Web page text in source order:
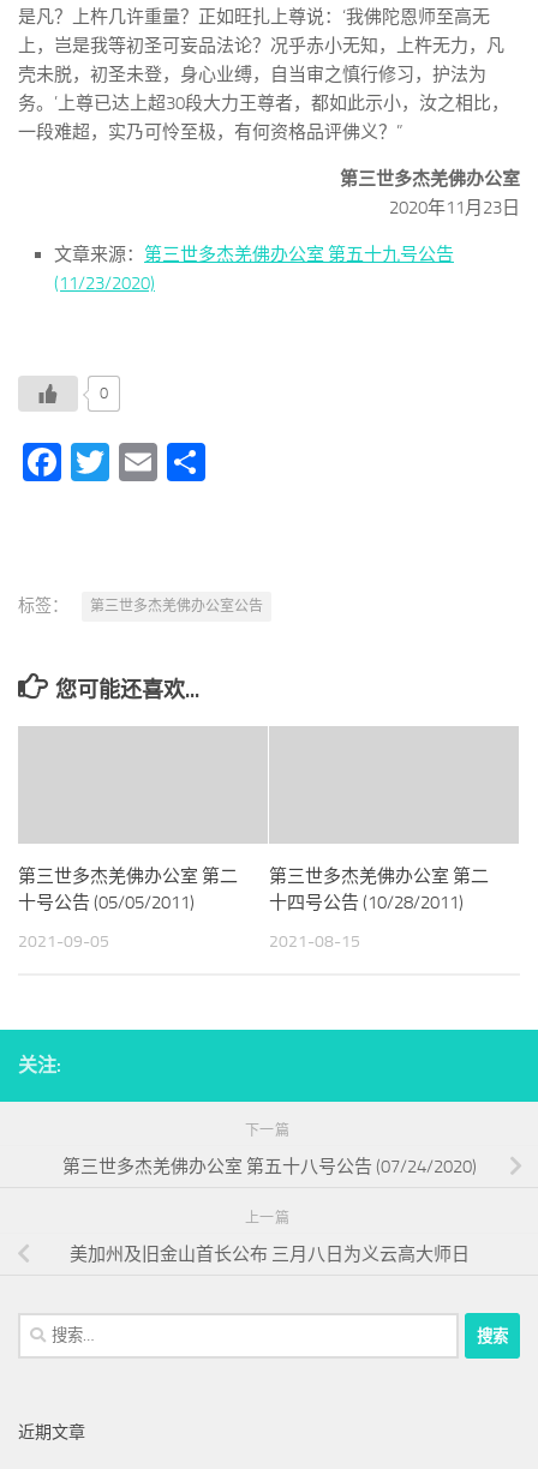
是凡？上杵几许重量？正如旺扎上尊说：‘我佛陀恩师至高无
上，岂是我等初圣可妄品法论？况乎赤小无知，上杵无力，凡
壳未脱，初圣未登，身心业缚，自当审之慎行修习，护法为
务。’上尊已达上超30段大力王尊者，都如此示小，汝之相比，
一段难超，实乃可怜至极，有何资格品评佛义？”
第三世多杰羌佛办公室
2020年11月23日
文章来源： 第三世多杰羌佛办公室 第五十九号公告
(11/23/2020)
0
Facebook
Twitter
Email
标签： 第三世多杰羌佛办公室公告
您可能还喜欢...
第三世多杰羌佛办公室 第二
十号公告 (05/05/2011)
2021-09-05
第三世多杰羌佛办公室 第二
十四号公告 (10/28/2011)
2021-08-15
关注:
下一篇
第三世多杰羌佛办公室 第五十八号公告 (07/24/2020)
上一篇
美加州及旧金山首长公布 三月八日为义云高大师日
搜
索：
近期文章